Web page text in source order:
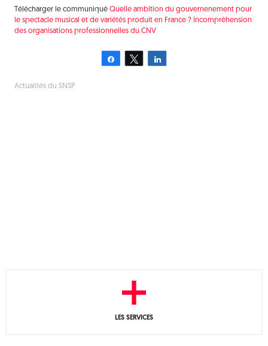
Télécharger le communiqué Quelle ambition du gouvernenement pour
le spectacle musical et de variétés produit en France ? Incompréhension
des organisations professionnelles du CNV
Partagez Tweetez
Actualités du SNSP
LES SERVICES